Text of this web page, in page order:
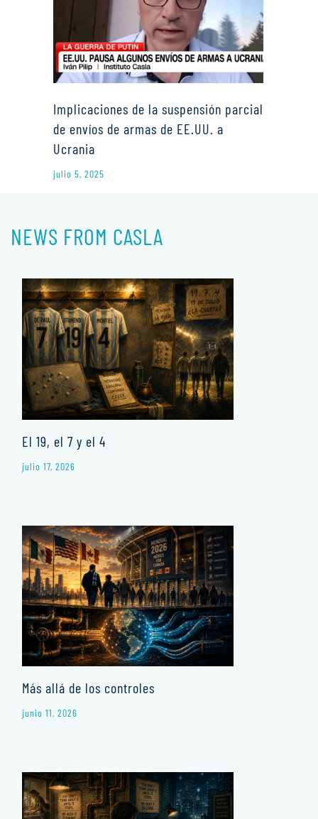
Implicaciones de la suspensión parcial
de envíos de armas de EE.UU. a
Ucrania
julio 5, 2025
NEWS FROM CASLA
El 19, el 7 y el 4
julio 17, 2026
Más allá de los controles
junio 11, 2026